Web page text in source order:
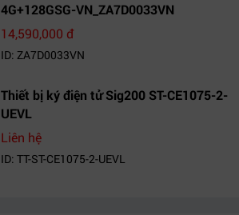
4G+128GSG-VN_ZA7D0033VN
14,590,000 đ
ID: ZA7D0033VN
Thiết bị ký điện tử Sig200 ST-CE1075-2-
UEVL
Liên hệ
ID: TT-ST-CE1075-2-UEVL